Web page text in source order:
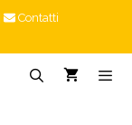
Contatti